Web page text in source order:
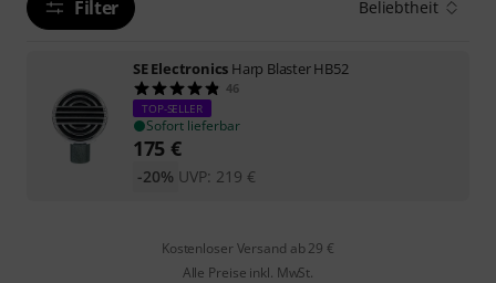
Filter Beliebtheit
SE Electronics Harp Blaster HB52
46
TOP-SELLER
Sofort lieferbar
175 €
UVP: 219 €
-20%
Kostenloser Versand ab 29 €
Alle Preise inkl. MwSt.